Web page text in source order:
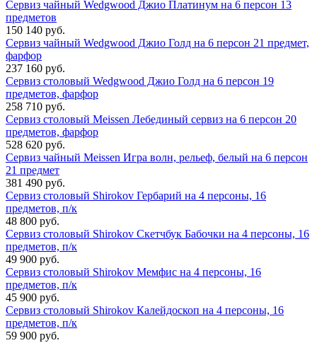
Сервиз чайный Wedgwood Джио Платинум на 6 персон 13
предметов
150 140 руб.
Сервиз чайный Wedgwood Джио Голд на 6 персон 21 предмет,
фарфор
237 160 руб.
Сервиз столовый Wedgwood Джио Голд на 6 персон 19
предметов, фарфор
258 710 руб.
Сервиз столовый Meissen Лебединый сервиз на 6 персон 20
предметов, фарфор
528 620 руб.
Сервиз чайный Meissen Игра волн, рельеф, белый на 6 персон
21 предмет
381 490 руб.
Сервиз столовый Shirokov Гербарий на 4 персоны, 16
предметов, п/к
48 800 руб.
Сервиз столовый Shirokov Скетчбук Бабочки на 4 персоны, 16
предметов, п/к
49 900 руб.
Сервиз столовый Shirokov Мемфис на 4 персоны, 16
предметов, п/к
45 900 руб.
Сервиз столовый Shirokov Калейдоскоп на 4 персоны, 16
предметов, п/к
59 900 руб.